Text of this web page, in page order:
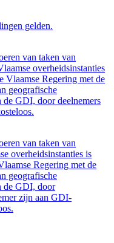
gelden.
van taken van
overheidsinstanties
Vlaamse Regering met de
geografische
de GDI, door deelnemers
van taken van
overheidsinstanties is
Regering met de
geografische
de GDI, door
zijn aan GDI-